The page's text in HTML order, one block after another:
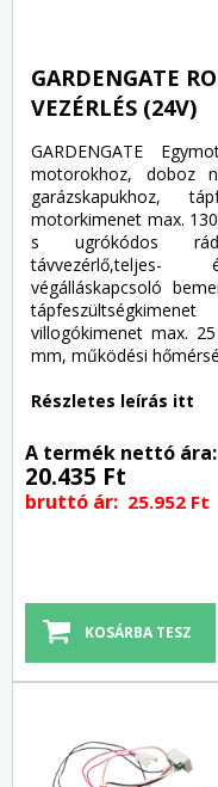
GARDENGATE
VEZÉRLÉS (24V)
GARDENGATE
motorokhoz, doboz
garázskapukhoz,
motorkimenet max.
s ugrókódos
távvezérlő,teljes-
végálláskapcsoló
villogókimenet max.
mm, működési
Részletes leírás itt
A termék nettó ára:
20.435 Ft
bruttó ár: 25.952 Ft